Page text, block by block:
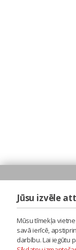
Jūsu izvēle
Mūsu tīmekļa
savā ierīcē,
darbību. Lai iegūtu